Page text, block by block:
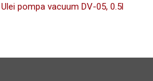
Ulei pompa vacuum DV-05, 0.5l